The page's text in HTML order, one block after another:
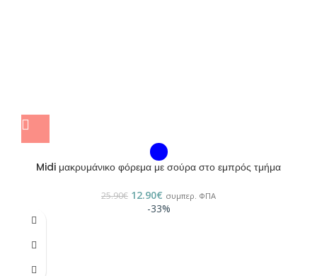
Midi μακρυμάνικο φόρεμα με σούρα στο εμπρός τμήμα
25.90€ 12.90€ συμπερ. ΦΠΑ
-33%